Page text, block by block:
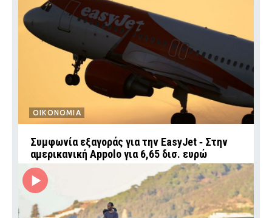
ΟΙΚΟΝΟΜΙΑ
Συμφωνία εξαγοράς για την EasyJet ‑ Στην
αμερικανική Appolo για 6,65 δισ. ευρώ